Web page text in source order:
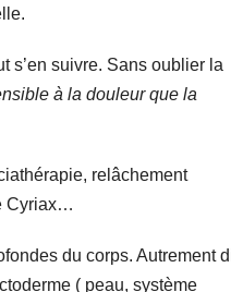
Ils absorbent aussi
suivre. Sans oublier la
à la douleur que la
relâchement
du corps. Autrement